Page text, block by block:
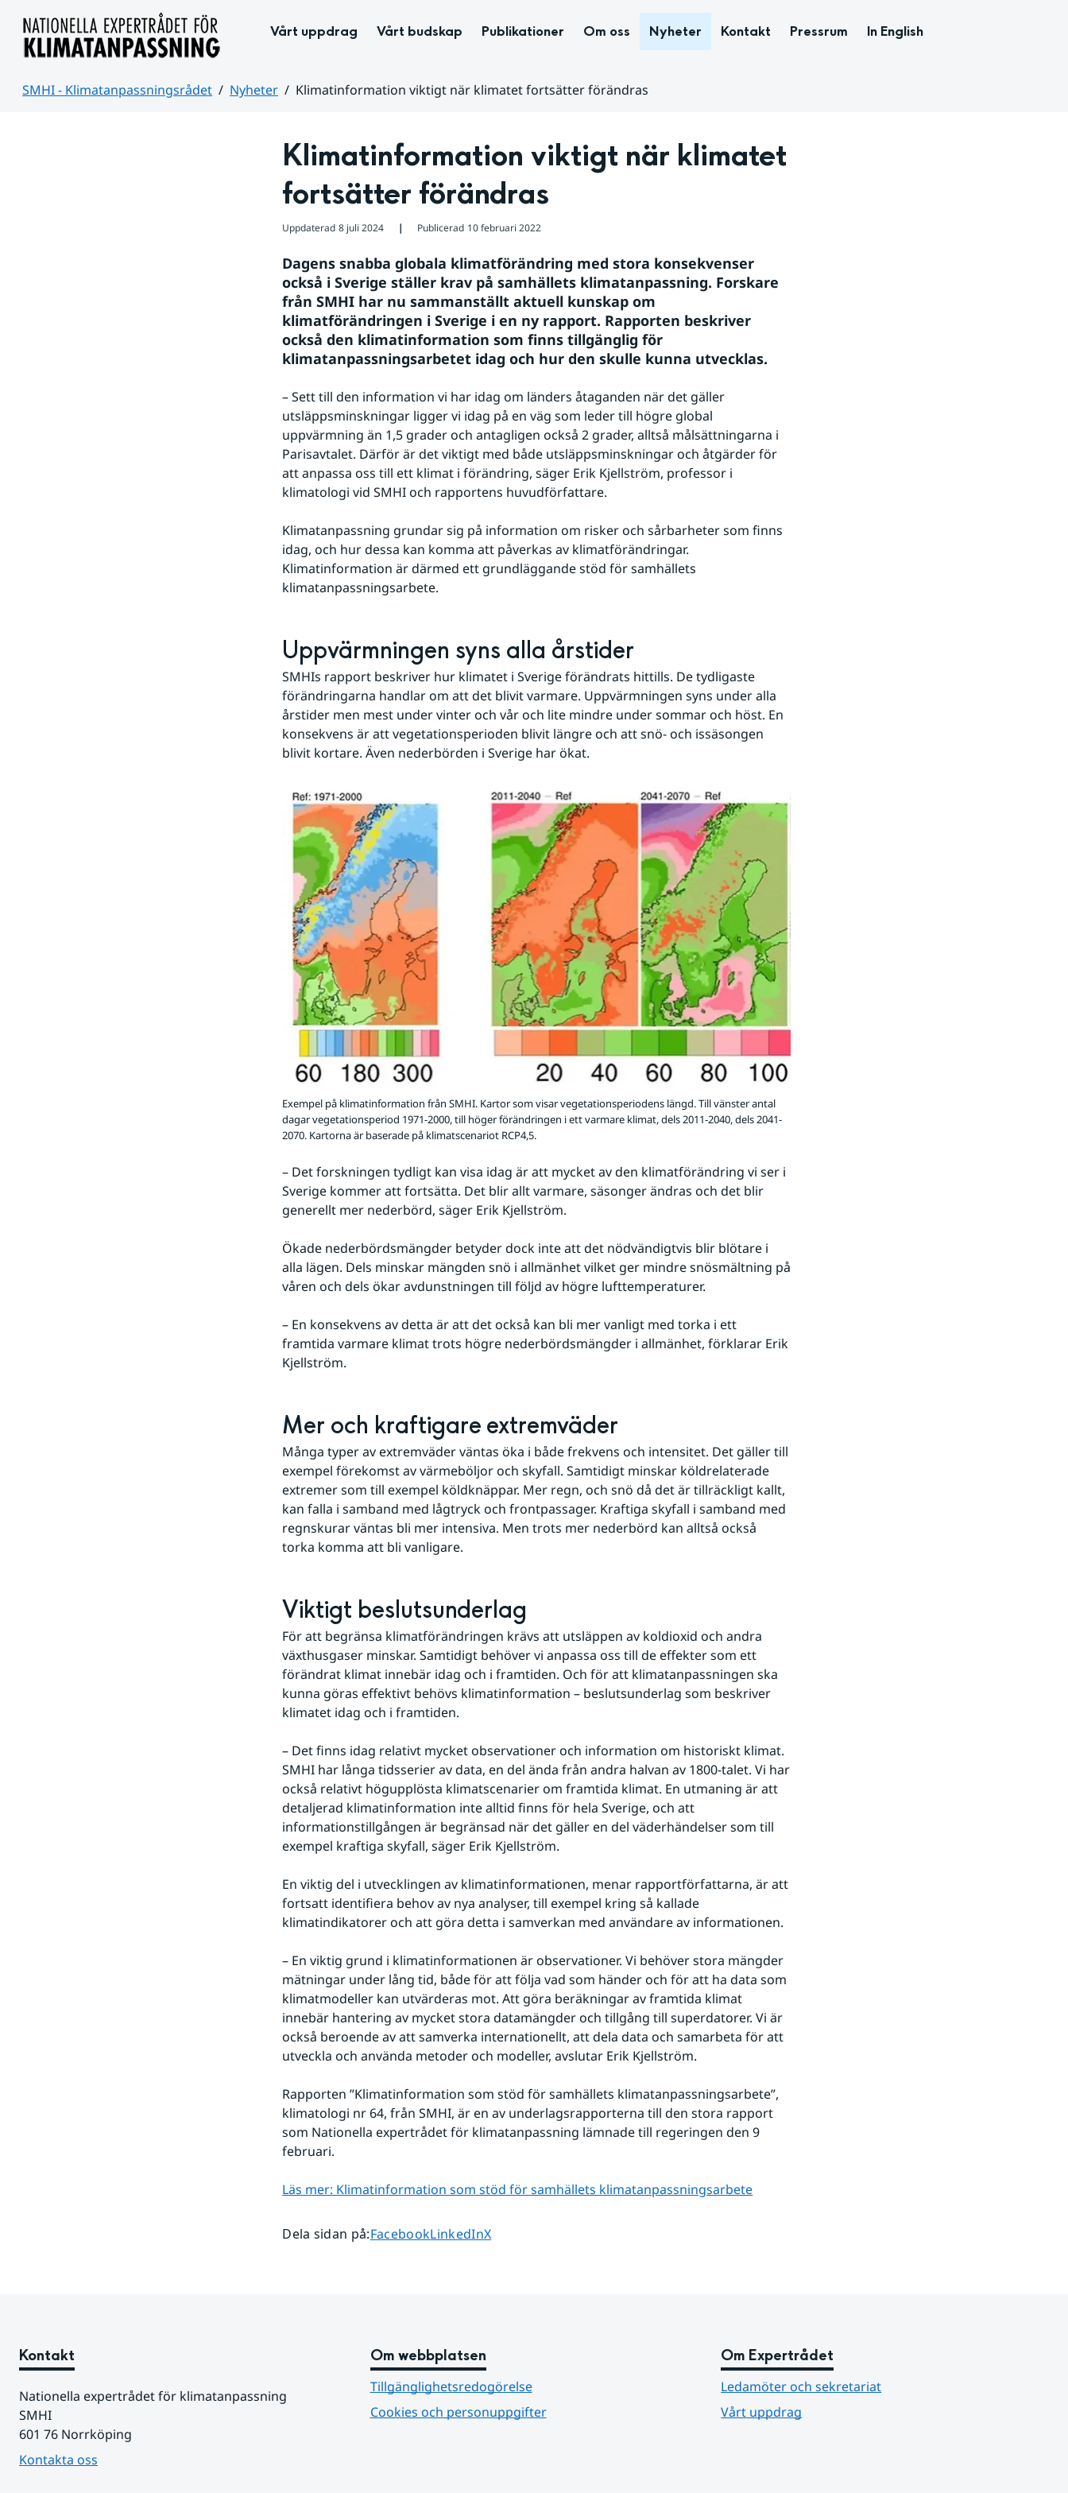
Vårt uppdrag Vårt budskap Publikationer Om oss Nyheter Kontakt Pressrum In English
SMHI - Klimatanpassningsrådet Nyheter
Klimatinformation viktigt när klimatet fortsätter förändras
Klimatinformation viktigt när klimatet
fortsätter förändras
Uppdaterad 8 juli 2024 ❘ Publicerad 10 februari 2022
Dagens snabba globala klimatförändring med stora konsekvenser
också i Sverige ställer krav på samhällets klimatanpassning. Forskare
från SMHI har nu sammanställt aktuell kunskap om
klimatförändringen i Sverige i en ny rapport. Rapporten beskriver
också den klimatinformation som finns tillgänglig för
klimatanpassningsarbetet idag och hur den skulle kunna utvecklas.
– Sett till den information vi har idag om länders åtaganden när det gäller
utsläppsminskningar ligger vi idag på en väg som leder till högre global
uppvärmning än 1,5 grader och antagligen också 2 grader, alltså målsättningarna i
Parisavtalet. Därför är det viktigt med både utsläppsminskningar och åtgärder för
att anpassa oss till ett klimat i förändring, säger Erik Kjellström, professor i
klimatologi vid SMHI och rapportens huvudförfattare.
Klimatanpassning grundar sig på information om risker och sårbarheter som finns
idag, och hur dessa kan komma att påverkas av klimatförändringar.
Klimatinformation är därmed ett grundläggande stöd för samhällets
klimatanpassningsarbete.
Uppvärmningen syns alla årstider
SMHIs rapport beskriver hur klimatet i Sverige förändrats hittills. De tydligaste
förändringarna handlar om att det blivit varmare. Uppvärmningen syns under alla
årstider men mest under vinter och vår och lite mindre under sommar och höst. En
konsekvens är att vegetationsperioden blivit längre och att snö- och issäsongen
blivit kortare. Även nederbörden i Sverige har ökat.
Exempel på klimatinformation från SMHI. Kartor som visar vegetationsperiodens längd. Till vänster antal
dagar vegetationsperiod 1971-2000, till höger förändringen i ett varmare klimat, dels 2011-2040, dels 2041-
2070. Kartorna är baserade på klimatscenariot RCP4,5.
– Det forskningen tydligt kan visa idag är att mycket av den klimatförändring vi ser i
Sverige kommer att fortsätta. Det blir allt varmare, säsonger ändras och det blir
generellt mer nederbörd, säger Erik Kjellström.
Ökade nederbördsmängder betyder dock inte att det nödvändigtvis blir blötare i
alla lägen. Dels minskar mängden snö i allmänhet vilket ger mindre snösmältning på
våren och dels ökar avdunstningen till följd av högre lufttemperaturer.
– En konsekvens av detta är att det också kan bli mer vanligt med torka i ett
framtida varmare klimat trots högre nederbördsmängder i allmänhet, förklarar Erik
Kjellström.
Mer och kraftigare extremväder
Många typer av extremväder väntas öka i både frekvens och intensitet. Det gäller till
exempel förekomst av värmeböljor och skyfall. Samtidigt minskar köldrelaterade
extremer som till exempel köldknäppar. Mer regn, och snö då det är tillräckligt kallt,
kan falla i samband med lågtryck och frontpassager. Kraftiga skyfall i samband med
regnskurar väntas bli mer intensiva. Men trots mer nederbörd kan alltså också
torka komma att bli vanligare.
Viktigt beslutsunderlag
För att begränsa klimatförändringen krävs att utsläppen av koldioxid och andra
växthusgaser minskar. Samtidigt behöver vi anpassa oss till de effekter som ett
förändrat klimat innebär idag och i framtiden. Och för att klimatanpassningen ska
kunna göras effektivt behövs klimatinformation – beslutsunderlag som beskriver
klimatet idag och i framtiden.
– Det finns idag relativt mycket observationer och information om historiskt klimat.
SMHI har långa tidsserier av data, en del ända från andra halvan av 1800-talet. Vi har
också relativt högupplösta klimatscenarier om framtida klimat. En utmaning är att
detaljerad klimatinformation inte alltid finns för hela Sverige, och att
informationstillgången är begränsad när det gäller en del väderhändelser som till
exempel kraftiga skyfall, säger Erik Kjellström.
En viktig del i utvecklingen av klimatinformationen, menar rapportförfattarna, är att
fortsatt identifiera behov av nya analyser, till exempel kring så kallade
klimatindikatorer och att göra detta i samverkan med användare av informationen.
– En viktig grund i klimatinformationen är observationer. Vi behöver stora mängder
mätningar under lång tid, både för att följa vad som händer och för att ha data som
klimatmodeller kan utvärderas mot. Att göra beräkningar av framtida klimat
innebär hantering av mycket stora datamängder och tillgång till superdatorer. Vi är
också beroende av att samverka internationellt, att dela data och samarbeta för att
utveckla och använda metoder och modeller, avslutar Erik Kjellström.
Rapporten ”Klimatinformation som stöd för samhällets klimatanpassningsarbete”,
klimatologi nr 64, från SMHI, är en av underlagsrapporterna till den stora rapport
som Nationella expertrådet för klimatanpassning lämnade till regeringen den 9
februari.
Läs mer: Klimatinformation som stöd för samhällets klimatanpassningsarbete
Dela sidan på:Dela sidan på
FacebookDela sidan på
LinkedInDela sidan på
X
Kontakt
Nationella expertrådet för klimatanpassning
SMHI
601 76 Norrköping
Kontakta oss
Om webbplatsen
Tillgänglighetsredogörelse
Cookies och personuppgifter
Om Expertrådet
Ledamöter och sekretariat
Vårt uppdrag